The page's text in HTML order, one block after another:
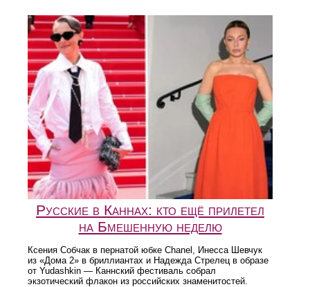
Русские в Каннах: кто ещё прилетел
на Бмешенную неделю
Ксения Собчак в пернатой юбке Chanel, Инесса Шевчук
из «Дома 2» в бриллиантах и Надежда Стрелец в образе
от Yudashkin — Каннский фестиваль собрал
экзотический флакон из российских знаменитостей.